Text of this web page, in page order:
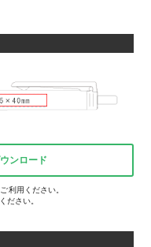
ンロード
利用ください。
ださい。